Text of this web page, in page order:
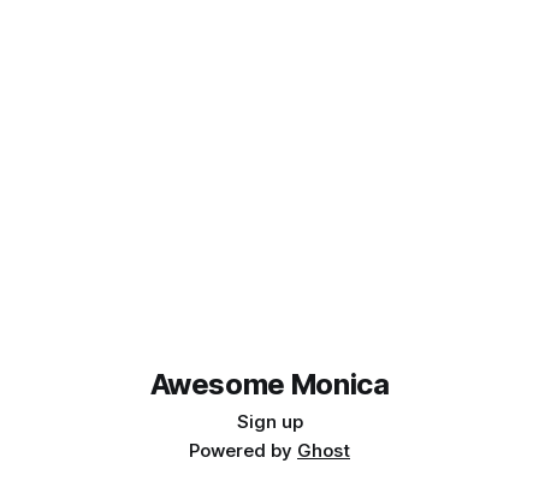
Awesome Monica
Sign up
Powered by Ghost